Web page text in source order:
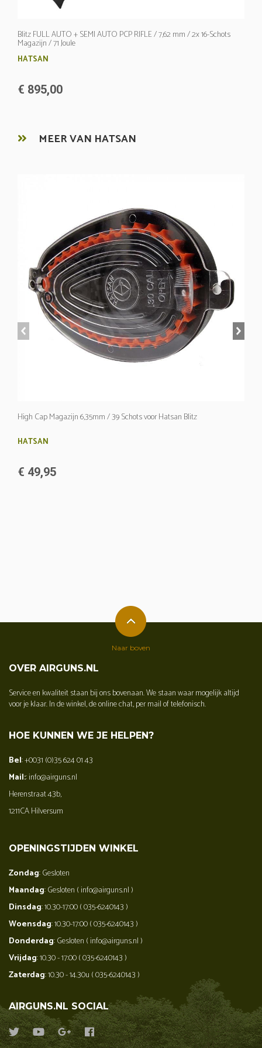
Blitz FULL AUTO + SEMI AUTO PCP RIFLE / 7,62 mm / 2x 16-Schots
Magazijn / 71 Joule
HATSAN
€ 895,00
MEER VAN HATSAN
High Cap Magazijn 6,35mm / 39 Schots voor Hatsan Blitz
HATSAN
€ 49,95
OVER AIRGUNS.NL
Service en kwaliteit staan bij ons bovenaan. We staan waar mogelijk altijd
voor je klaar. In de winkel, de online chat, per mail of telefonisch.
HOE KUNNEN WE JE HELPEN?
Bel: +0031 (0)35 624 01 43
Mail:: info@airguns.nl
Herenstraat 43b,
1211CA Hilversum
OPENINGSTIJDEN WINKEL
Zondag: Gesloten
Maandag: Gesloten ( info@airguns.nl )
Dinsdag: 10.30-17:00 ( 035-6240143 )
Woensdag: 10.30-17:00 ( 035-6240143 )
Donderdag: Gesloten ( info@airguns.nl )
Vrijdag: 10.30 - 17:00 ( 035-6240143 )
Zaterdag: 10.30 - 14.30u ( 035-6240143 )
AIRGUNS.NL SOCIAL
Naar boven